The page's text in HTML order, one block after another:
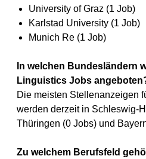
University of Graz (1 Job)
Karlstad University (1 Job)
Munich Re (1 Job)
In welchen Bundesländern
Linguistics Jobs
Die meisten Stellenanzeigen
werden derzeit in Schleswig-
Thüringen (0 Jobs) und
Zu welchem Berufsfeld